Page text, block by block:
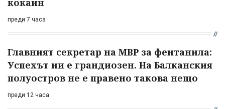
преди 7 часа
Главният секретар на МВР за фентанила:
Успехът ни е грандиозен. На Балканския
полуостров не е правено такова нещо
преди 12 часа